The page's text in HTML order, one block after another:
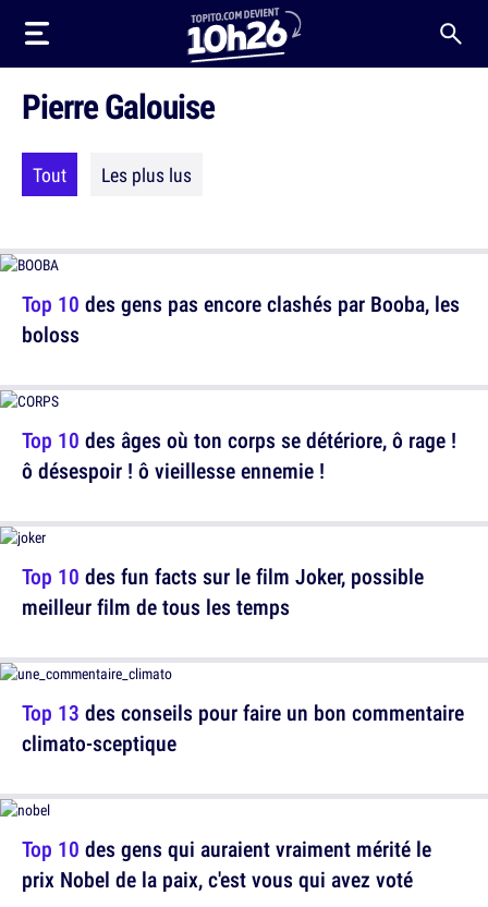
Pierre Galouise
Tout Les plus lus
Top 10 des gens pas encore clashés par Booba, les
boloss
Top 10 des fun facts sur le film Joker, possible
meilleur film de tous les temps
Top 10 des gens qui auraient vraiment mérité le
prix Nobel de la paix, c'est vous qui avez voté
Top 10 des âges où ton corps se détériore, ô rage !
ô désespoir ! ô vieillesse ennemie !
Top 13 des conseils pour faire un bon commentaire
climato-sceptique